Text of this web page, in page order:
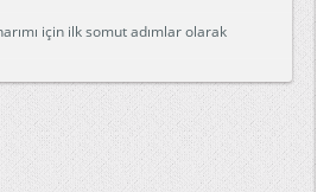
için ilk somut adımlar olarak